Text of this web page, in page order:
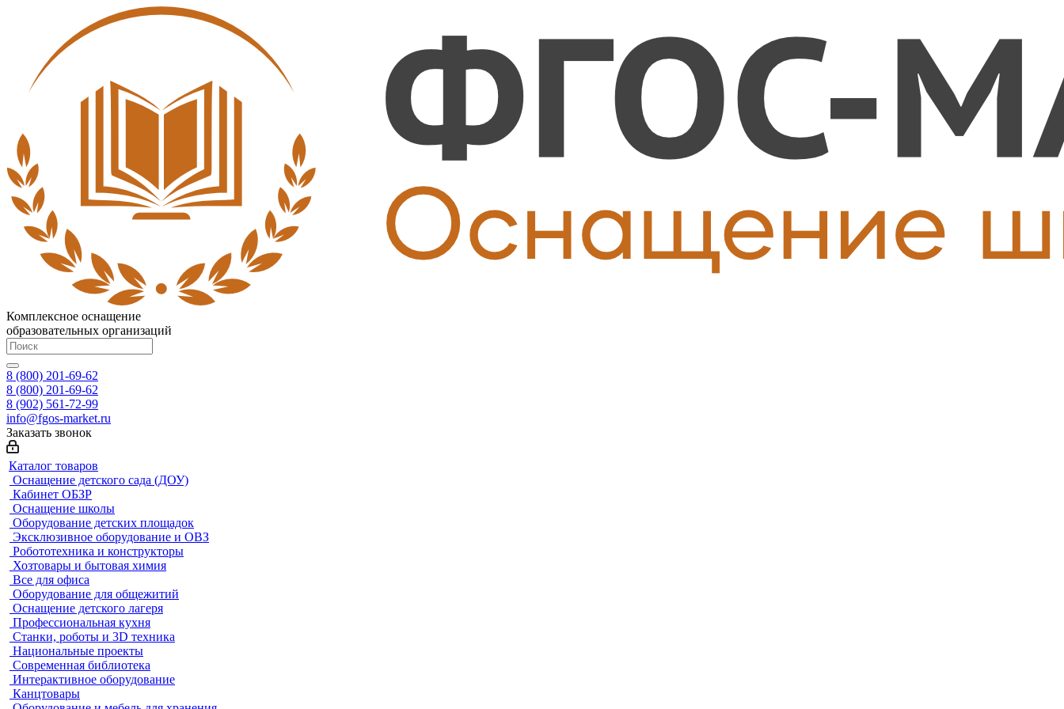
Комплексное оснащение
образовательных организаций
8 (800) 201-69-62
8 (800) 201-69-62
8 (902) 561-72-99
info@fgos-market.ru
Заказать звонок
Каталог товаров
Оснащение детского сада (ДОУ)
Кабинет ОБЗР
Оснащение школы
Оборудование детских площадок
Эксклюзивное оборудование и ОВЗ
Робототехника и конструкторы
Хозтовары и бытовая химия
Все для офиса
Оборудование для общежитий
Оснащение детского лагеря
Профессиональная кухня
Станки, роботы и 3D техника
Национальные проекты
Современная библиотека
Интерактивное оборудование
Канцтовары